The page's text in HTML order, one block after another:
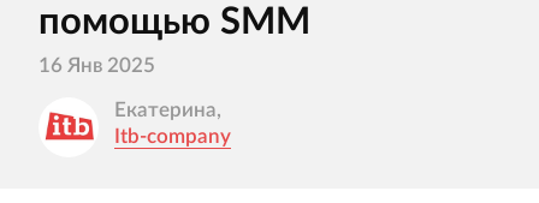
помощью SMM
16 Янв 2025
Екатерина,
Itb-company